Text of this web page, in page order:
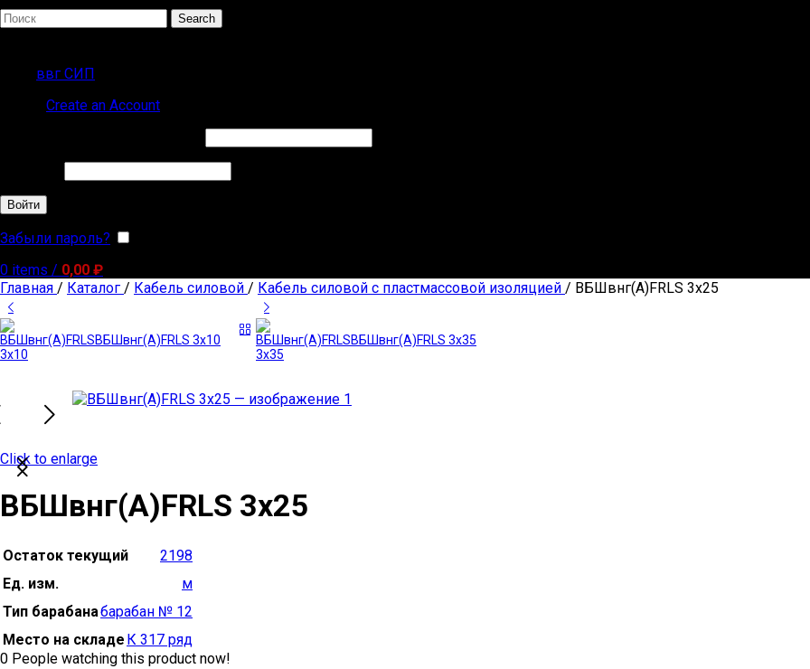
Search
ввг СИП
Create an Account
Войти
Забыли пароль?
0 items / 0,00 ₽
Главная / Каталог / Кабель силовой / Кабель силовой с пластмассовой изоляцией / ВБШвнг(А)FRLS 3х25
ВБШвнг(А)FRLS 3х10 ВБШвнг(А)FRLS 3х35
Click to enlarge
ВБШвнг(А)FRLS 3х25
Остаток текущий
2198
Ед. изм.
м
Тип барабанабарабан № 12
Место на складе К 317 ряд
0 People watching this product now!